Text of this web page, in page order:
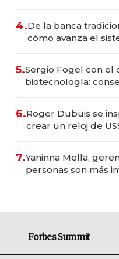
4.De la banca
cómo avanza el
5.Sergio Fogel con el
biotecnología:
6.Roger Dubuis se
crear un reloj de
7.Yaninna Mella,
personas son más
Forbes Summit